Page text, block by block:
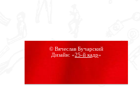
© Вячеслав Бучарский
Дизайн: «25-й кадр»